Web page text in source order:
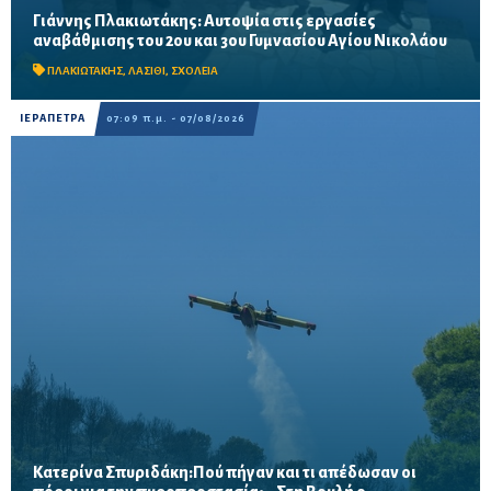
Γιάννης Πλακιωτάκης: Αυτοψία στις εργασίες
αναβάθμισης του 2ου και 3ου Γυμνασίου Αγίου Νικολάου
ΠΛΑΚΙΩΤΑΚΗΣ, ΛΑΣΙΘΙ, ΣΧΟΛΕΙΑ
Οι παρεμβάσεις του προγράμματος «Μαριέττα Γιαννάκου»
αναμένεται να ολοκληρωθούν πριν από τη νέα σχολική χρονιά –
Προβλέπονται ανακαινίσεις αιθουσών, αύλειων και...
ΙΕΡΑΠΕΤΡΑ 07:09 π.μ. - 07/08/2026
Κατερίνα Σπυριδάκη:Πού πήγαν και τι απέδωσαν οι